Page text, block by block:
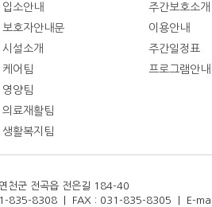
입소안내
보호자안내문
시설소개
케어팀
영양팀
의료재활팀
생활복지팀
주간보호소개
이용안내
주간일정표
프로그램안내
천군 전곡읍 전은길 184-40
835-8308 | FAX : 031-835-8305 | E-